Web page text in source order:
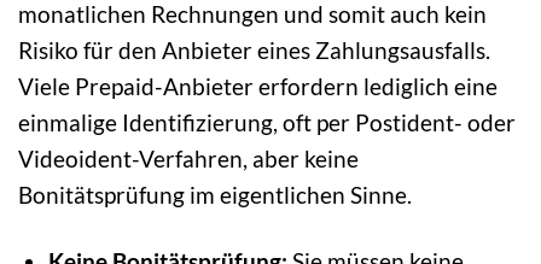
monatlichen Rechnungen und somit auch kein
Risiko für den Anbieter eines Zahlungsausfalls.
Viele Prepaid-Anbieter erfordern lediglich eine
einmalige Identifizierung, oft per Postident- oder
Videoident-Verfahren, aber keine
Bonitätsprüfung im eigentlichen Sinne.